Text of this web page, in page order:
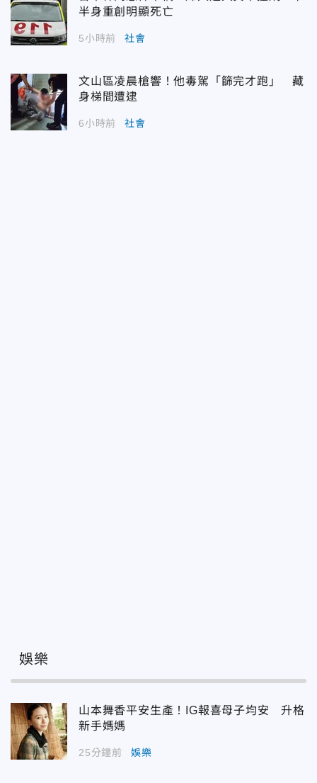
半身重創明顯死亡
5小時前 社會
文山區凌晨槍響！他毒駕「篩完才跑」 藏
身梯間遭逮
6小時前 社會
娛樂
山本舞香平安生產！IG報喜母子均安 升格
新手媽媽
25分鐘前 娛樂